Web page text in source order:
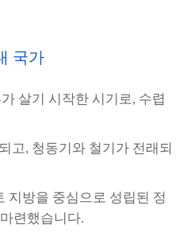
국가
살기 시작한 시기로, 수렵
고, 청동기와 철기가 전래되
지방을 중심으로 성립된 정
련했습니다.